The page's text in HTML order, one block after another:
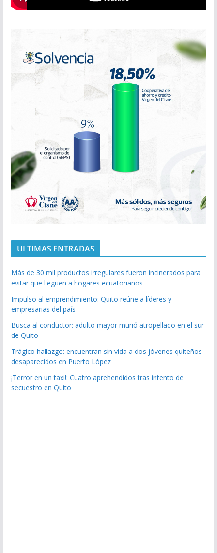
ULTIMAS ENTRADAS
Más de 30 mil productos irregulares fueron incinerados para
evitar que lleguen a hogares ecuatorianos
Impulso al emprendimiento: Quito reúne a líderes y
empresarias del país
Busca al conductor: adulto mayor murió atropellado en el sur
de Quito
Trágico hallazgo: encuentran sin vida a dos jóvenes quiteños
desaparecidos en Puerto López
¡Terror en un taxi!: Cuatro aprehendidos tras intento de
secuestro en Quito